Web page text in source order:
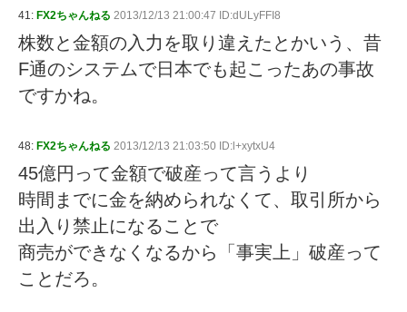
41: FX2ちゃんねる 2013/12/13 21:00:47 ID:dULyFFI8
株数と金額の入力を取り違えたとかいう、昔
F通のシステムで日本でも起こったあの事故
ですかね。
48: FX2ちゃんねる 2013/12/13 21:03:50 ID:l+xytxU4
45億円って金額で破産って言うより
時間までに金を納められなくて、取引所から
出入り禁止になることで
商売ができなくなるから「事実上」破産って
ことだろ。